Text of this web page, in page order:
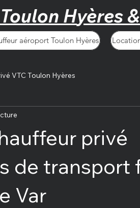
Toulon Hyères &
aéroport Toulon Hyères
VTC Toulon Hyères
privé
de transport
Var